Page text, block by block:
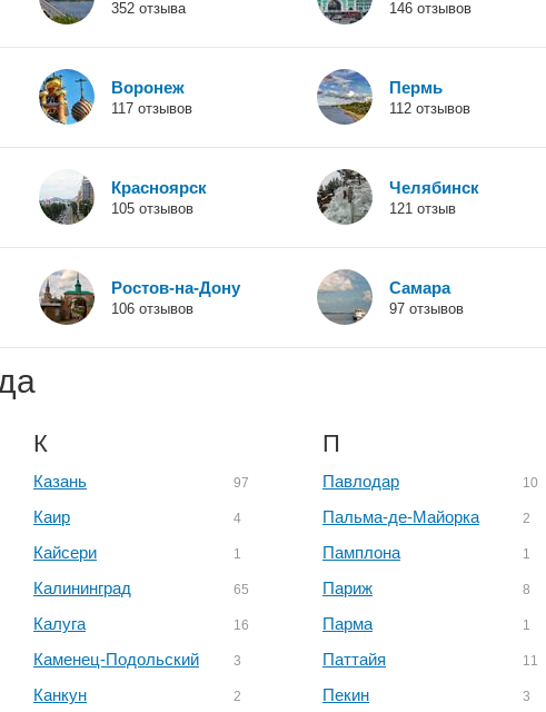
денег, но тщетно - фирма молчит. Последний ответ от них получила
352 отзыва 146 отзывов
Воронеж
117 отзывов
Пермь
112 отзывов
Красноярск
105 отзывов
Челябинск
121 отзыв
Ростов-на-Дону
106 отзывов
Самара
97 отзывов
К
Казань 97
Каир 4
Кайсери 1
Калининград 65
Калуга 16
Каменец-Подольский 3
Канкун 2
П
Павлодар 10
Пальма-де-Майорка 2
Памплона 1
Париж 8
Парма 1
Паттайя 11
Пекин 3